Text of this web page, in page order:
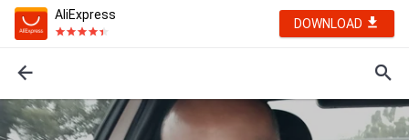
AliExpress
DOWNLOAD